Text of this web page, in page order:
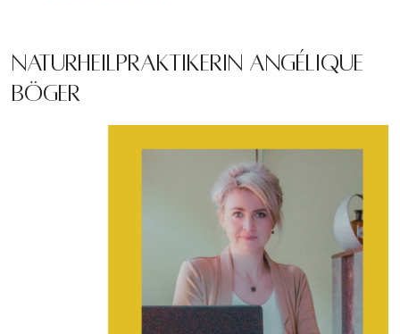
Naturheilpraktikerin Angélique
Böger